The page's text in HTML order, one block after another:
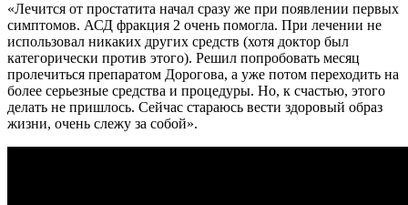
«Лечится от простатита начал сразу же при появлении первых
симптомов. АСД фракция 2 очень помогла. При лечении не
использовал никаких других средств (хотя доктор был
категорически против этого). Решил попробовать месяц
пролечиться препаратом Дорогова, а уже потом переходить на
более серьезные средства и процедуры. Но, к счастью, этого
делать не пришлось. Сейчас стараюсь вести здоровый образ
жизни, очень слежу за собой».